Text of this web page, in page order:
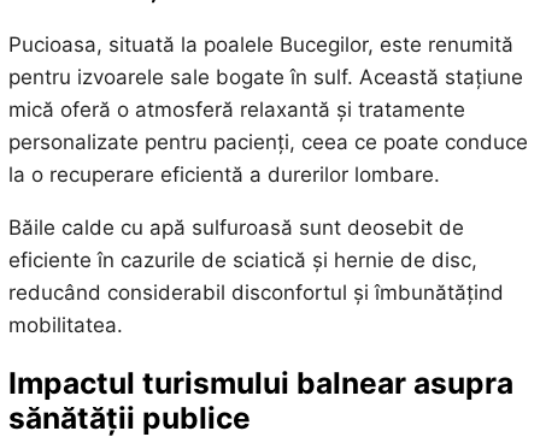
Pucioasa, situată la poalele Bucegilor, este renumită
pentru izvoarele sale bogate în sulf. Această stațiune
mică oferă o atmosferă relaxantă și tratamente
personalizate pentru pacienți, ceea ce poate conduce
la o recuperare eficientă a durerilor lombare.
Băile calde cu apă sulfuroasă sunt deosebit de
eficiente în cazurile de sciatică și hernie de disc,
reducând considerabil disconfortul și îmbunătățind
mobilitatea.
Impactul turismului balnear asupra
sănătății publice